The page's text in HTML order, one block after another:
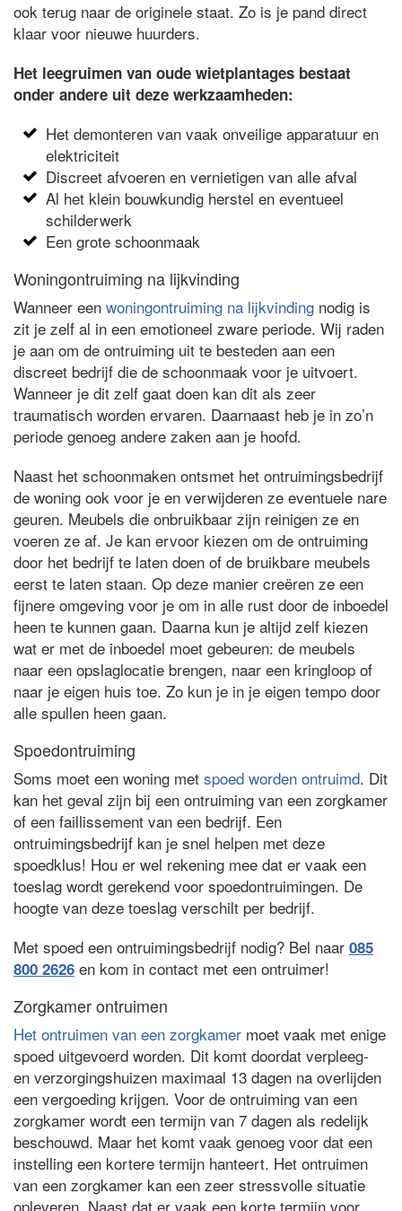
ook terug naar de originele staat. Zo is je pand direct
klaar voor nieuwe huurders.
Het leegruimen van oude wietplantages bestaat
onder andere uit deze werkzaamheden:
Het demonteren van vaak onveilige apparatuur en
elektriciteit
Discreet afvoeren en vernietigen van alle afval
Al het klein bouwkundig herstel en eventueel
schilderwerk
Een grote schoonmaak
Woningontruiming na lijkvinding
Wanneer een woningontruiming na lijkvinding nodig is
zit je zelf al in een emotioneel zware periode. Wij raden
je aan om de ontruiming uit te besteden aan een
discreet bedrijf die de schoonmaak voor je uitvoert.
Wanneer je dit zelf gaat doen kan dit als zeer
traumatisch worden ervaren. Daarnaast heb je in zo’n
periode genoeg andere zaken aan je hoofd.
Naast het schoonmaken ontsmet het ontruimingsbedrijf
de woning ook voor je en verwijderen ze eventuele nare
geuren. Meubels die onbruikbaar zijn reinigen ze en
voeren ze af. Je kan ervoor kiezen om de ontruiming
door het bedrijf te laten doen of de bruikbare meubels
eerst te laten staan. Op deze manier creëren ze een
fijnere omgeving voor je om in alle rust door de inboedel
heen te kunnen gaan. Daarna kun je altijd zelf kiezen
wat er met de inboedel moet gebeuren: de meubels
naar een opslaglocatie brengen, naar een kringloop of
naar je eigen huis toe. Zo kun je in je eigen tempo door
alle spullen heen gaan.
Spoedontruiming
Soms moet een woning met spoed worden ontruimd. Dit
kan het geval zijn bij een ontruiming van een zorgkamer
of een faillissement van een bedrijf. Een
ontruimingsbedrijf kan je snel helpen met deze
spoedklus! Hou er wel rekening mee dat er vaak een
toeslag wordt gerekend voor spoedontruimingen. De
hoogte van deze toeslag verschilt per bedrijf.
Met spoed een ontruimingsbedrijf nodig? Bel naar 085
800 2626 en kom in contact met een ontruimer!
Zorgkamer ontruimen
Het ontruimen van een zorgkamer moet vaak met enige
spoed uitgevoerd worden. Dit komt doordat verpleeg-
en verzorgingshuizen maximaal 13 dagen na overlijden
een vergoeding krijgen. Voor de ontruiming van een
zorgkamer wordt een termijn van 7 dagen als redelijk
beschouwd. Maar het komt vaak genoeg voor dat een
instelling een kortere termijn hanteert. Het ontruimen
van een zorgkamer kan een zeer stressvolle situatie
opleveren. Naast dat er vaak een korte termijn voor